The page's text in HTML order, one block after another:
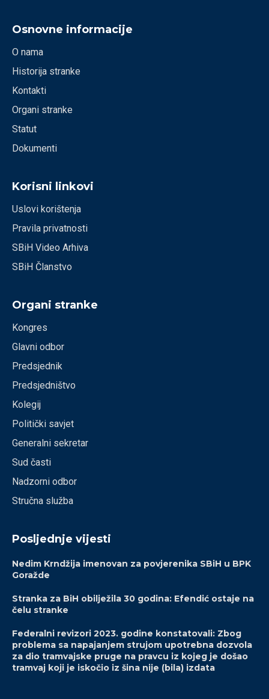
Osnovne informacije
O nama
Historija stranke
Kontakti
Organi stranke
Statut
Dokumenti
Korisni linkovi
Uslovi korištenja
Pravila privatnosti
SBiH Video Arhiva
SBiH Članstvo
Organi stranke
Kongres
Glavni odbor
Predsjednik
Predsjedništvo
Kolegij
Politički savjet
Generalni sekretar
Sud časti
Nadzorni odbor
Stručna služba
Posljednje vijesti
Nedim Krndžija imenovan za povjerenika SBiH u BPK
Goražde
Stranka za BiH obilježila 30 godina: Efendić ostaje na
čelu stranke
Federalni revizori 2023. godine konstatovali: Zbog
problema sa napajanjem strujom upotrebna dozvola
za dio tramvajske pruge na pravcu iz kojeg je došao
tramvaj koji je iskočio iz šina nije (bila) izdata